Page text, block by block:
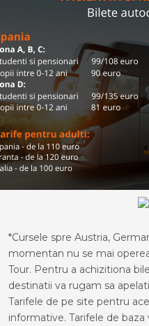
*Cursele spre Austria,
momentan nu se mai
Tour. Pentru a achizitiona
destinatii va rugam sa
Tarifele de pe site pentru
informative. Tarifele de